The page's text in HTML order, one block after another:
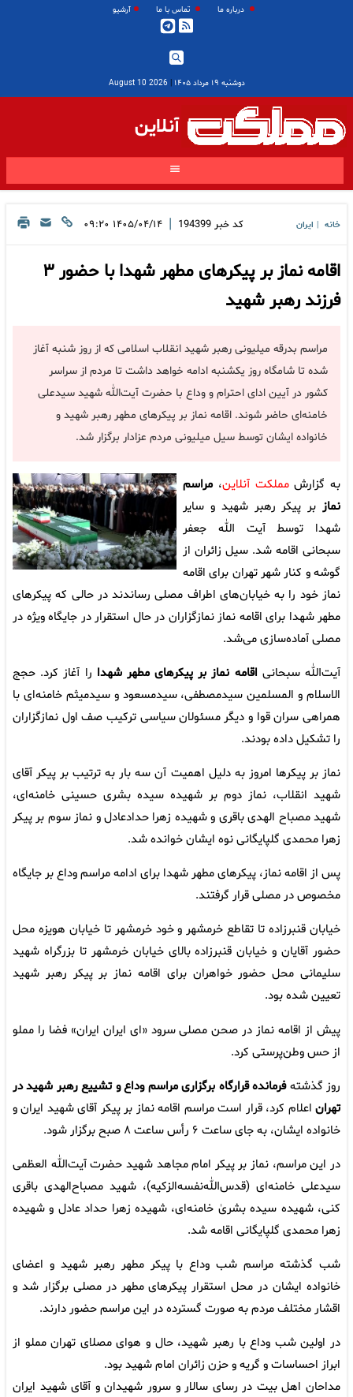
درباره ما تماس با ما آرشیو
دوشنبه ۱۹ مرداد ۱۴۰۵ |
2026 August 10
آنلاین
خانه ایران کد خبر 194399
| ۱۴۰۵/۰۴/۱۴ ۰۹:۲۰
اقامه نماز بر پیکرهای مطهر شهدا با حضور ۳
فرزند رهبر شهید
مراسم بدرقه میلیونی رهبر شهید انقلاب اسلامی که از روز شنبه آغاز
شده تا شامگاه روز یکشنبه ادامه خواهد داشت تا مردم از سراسر
کشور در آیین ادای احترام و وداع با حضرت آیت‌الله شهید سیدعلی
خامنه‌ای حاضر شوند. اقامه نماز بر پیکرهای مطهر رهبر شهید و
خانواده ایشان توسط سیل میلیونی مردم عزادار برگزار شد.
به گزارشمملکت آنلاین، مراسم
نماز بر پیکر رهبر شهید و سایر
شهدا توسط آیت الله جعفر
سبحانی اقامه شد. سیل زائران از
گوشه و کنار شهر تهران برای اقامه
نماز خود را به خیابان‌های اطراف مصلی رساندند در حالی که پیکرهای
مطهر شهدا برای اقامه نماز نمازگزاران در حال استقرار در جایگاه ویژه در
مصلی آماده‌سازی می‌شد.
آیت‌الله سبحانی اقامه نماز بر پیکرهای مطهر شهدا را آغاز کرد. حجج
الاسلام و المسلمین سیدمصطفی، سیدمسعود و سیدمیثم خامنه‌ای با
همراهی سران قوا و دیگر مسئولان سیاسی ترکیب صف اول نمازگزاران
را تشکیل داده‌ بودند.
نماز بر پیکرها امروز به دلیل اهمیت آن سه بار به ترتیب بر پیکر آقای
شهید انقلاب، نماز دوم بر شهیده سیده بشری حسینی خامنه‌ای،
شهید مصباح الهدی باقری و شهیده زهرا حدادعادل و نماز سوم بر پیکر
زهرا محمدی گلپایگانی نوه ایشان خوانده شد.
پس از اقامه نماز، پیکرهای مطهر شهدا برای ادامه مراسم وداع بر جایگاه
مخصوص در مصلی قرار گرفتند.
خیابان قنبرزاده تا تقاطع خرمشهر و خود خرمشهر تا خیابان هویزه محل
حضور آقایان و خیابان قنبرزاده بالای خیابان خرمشهر تا بزرگراه شهید
سلیمانی محل حضور خواهران برای اقامه نماز بر پیکر رهبر شهید
تعیین شده بود.
پیش از اقامه نماز در صحن مصلی سرود «ای ایران ایران» فضا را مملو
از حس وطن‌پرستی کرد.
روز گذشتهفرمانده قرارگاه برگزاری مراسم وداع و تشییع رهبر شهید در
تهران اعلام کرد، قرار است مراسم اقامه نماز بر پیکر آقای شهید ایران و
خانواده ایشان، به جای ساعت ۶ رأس ساعت ۸ صبح برگزار شود.
در این مراسم، نماز بر پیکر امام مجاهد شهید حضرت آیت‌الله العظمی
سیدعلی خامنه‌ای (قدس‌الله‌نفسه‌الزکیه)، شهید مصباح‌الهدی باقری
کنی، شهیده سیده بشریٰ خامنه‌ای، شهیده زهرا حداد عادل و شهیده
زهرا محمدی گلپایگانی اقامه شد.
شب گذشته مراسم شب وداع با پیکر مطهر رهبر شهید و اعضای
خانواده ایشان در محل استقرار پیکرهای مطهر در مصلی برگزار شد و
اقشار مختلف مردم به صورت گسترده در این مراسم حضور دارند.
در اولین شب وداع با رهبر شهید، حال و هوای مصلای تهران مملو از
ابراز احساسات و گریه و حزن زائران امام شهید بود.
مداحان اهل بیت در رسای سالار و سرور شهیدان و آقای شهید ایران